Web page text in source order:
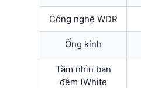
Công nghệ WDR
Ống kính
Tầm nhìn ban
đêm (White